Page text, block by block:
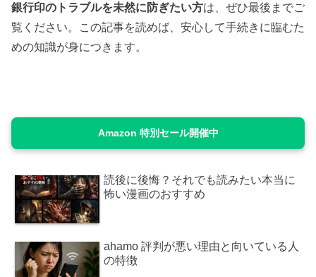
銀行印のトラブルを未然に防ぎたい方は、ぜひ最後までご
覧ください。この記事を読めば、安心して手続きに臨むた
めの知識が身につきます。
Amazon 特別セール開催中
読後に後悔？それでも読みたい本当に
怖い漫画のおすすめ
ahamo 評判が悪い理由と向いている人
の特徴